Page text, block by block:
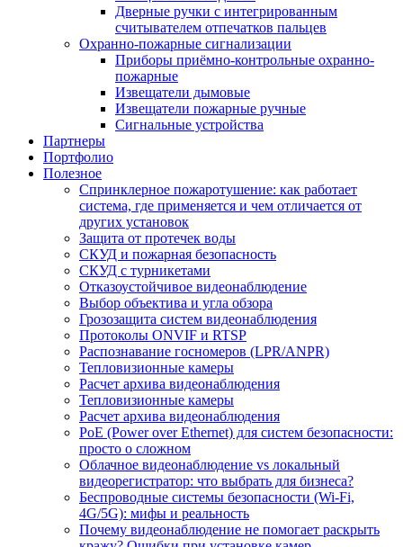
Дверные ручки с интегрированным
считывателем отпечатков пальцев
Охранно-пожарные сигнализации
Приборы приёмно-контрольные охранно-
пожарные
Извещатели дымовые
Извещатели пожарные ручные
Сигнальные устройства
Партнеры
Портфолио
Полезное
Спринклерное пожаротушение: как работает
система, где применяется и чем отличается от
других установок
Защита от протечек воды
СКУД и пожарная безопасность
СКУД с турникетами
Отказоустойчивое видеонаблюдение
Выбор объектива и угла обзора
Грозозащита систем видеонаблюдения
Протоколы ONVIF и RTSP
Распознавание госномеров (LPR/ANPR)
Тепловизионные камеры
Расчет архива видеонаблюдения
Тепловизионные камеры
Расчет архива видеонаблюдения
PoE (Power over Ethernet) для систем безопасности:
просто о сложном
Облачное видеонаблюдение vs локальный
видеорегистратор: что выбрать для бизнеса?
Беспроводные системы безопасности (Wi-Fi,
4G/5G): мифы и реальность
Почему видеонаблюдение не помогает раскрыть